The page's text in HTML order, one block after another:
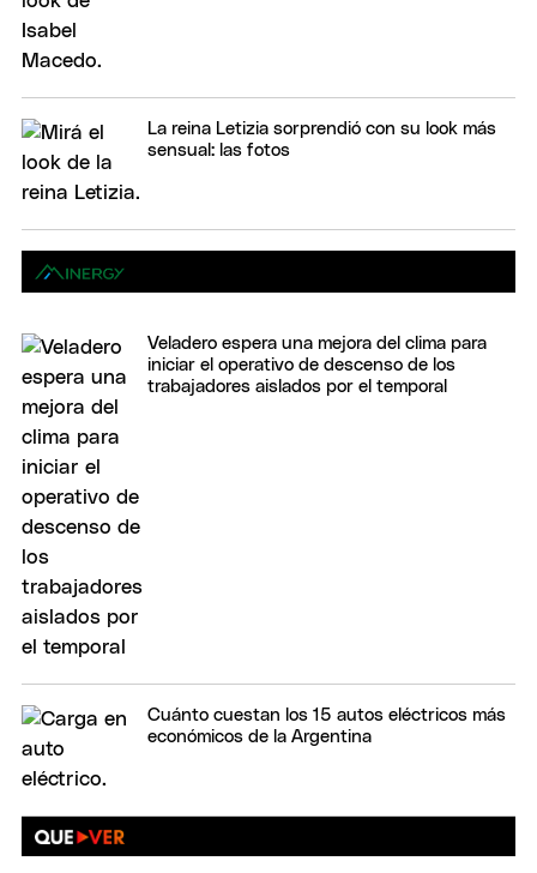
La reina Letizia sorprendió con su look más
sensual: las fotos
Veladero espera una mejora del clima para
iniciar el operativo de descenso de los
trabajadores aislados por el temporal
Cuánto cuestan los 15 autos eléctricos más
económicos de la Argentina